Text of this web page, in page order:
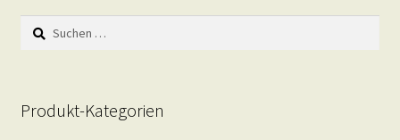
Suchen
nach:
Produkt-Kategorien